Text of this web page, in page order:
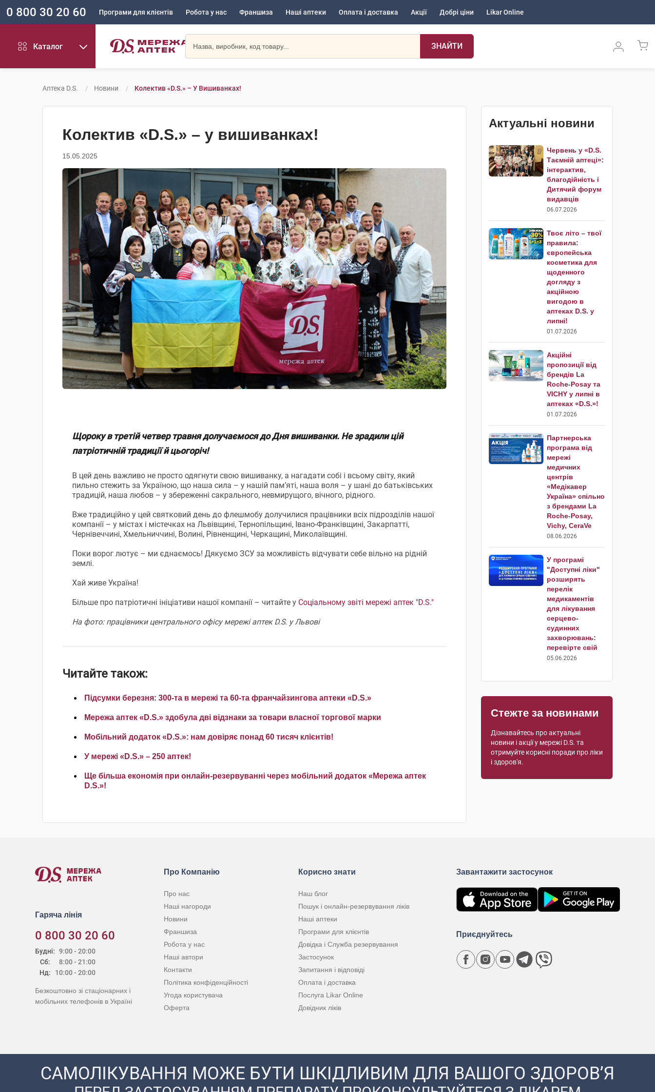
0 800 30 20 60 Програми для клієнтів Робота у нас Франшиза Наші аптеки Оплата і доставка Акції Добрі ціни Likar Online
Каталог ЗНАЙТИ
Аптека D.S. Новини Колектив «D.S.» – У Вишиванках!
Колектив «D.S.» – у вишиванках!
15.05.2025
Щороку в третій четвер травня долучаємося до Дня вишиванки. Не зрадили цій
патріотичній традиції й цьогоріч!
В цей день важливо не просто одягнути свою вишиванку, а нагадати собі і всьому світу, який
пильно стежить за Україною, що наша сила – у нашій пам’яті, наша воля – у шані до батьківських
традицій, наша любов – у збереженні сакрального, невмирущого, вічного, рідного.
Вже традиційно у цей святковий день до флешмобу долучилися працівники всіх підрозділів нашої
компанії – у містах і містечках на Львівщині, Тернопільщині, Івано-Франківщині, Закарпатті,
Чернівеччині, Хмельниччині, Волині, Рівненщині, Черкащині, Миколаївщині.
Поки ворог лютує – ми єднаємось! Дякуємо ЗСУ за можливість відчувати себе вільно на рідній
землі.
Хай живе Україна!
Більше про патріотичні ініціативи нашої компанії – читайте у Соціальному звіті мережі аптек "D.S."
На фото: працівники центрального офісу мережі аптек D.S. у Львові
Читайте також:
Підсумки березня: 300-та в мережі та 60-та франчайзингова аптеки «D.S.»
Мережа аптек «D.S.» здобула дві відзнаки за товари власної торгової марки
Мобільний додаток «D.S.»: нам довіряє понад 60 тисяч клієнтів!
У мережі «D.S.» – 250 аптек!
Ще більша економія при онлайн-резервуванні через мобільний додаток «Мережа аптек
D.S.»!
Актуальні новини
Червень у «D.S.
Таємній аптеці»:
інтерактив,
благодійність і
Дитячий форум
видавців
06.07.2026
Твоє літо – твої
правила:
європейська
косметика для
щоденного
догляду з
акційною
вигодою в
аптеках D.S. у
липні!
01.07.2026
Акційні
пропозиції від
брендів La
Roche-Posay та
VICHY у липні в
аптеках «D.S.»!
01.07.2026
Партнерська
програма від
мережі
медичних
центрів
«Медікавер
Україна» спільно
з брендами La
Roche-Posay,
Vichy, CeraVe
08.06.2026
У програмі
"Доступні ліки"
розширять
перелік
медикаментів
для лікування
серцево-
судинних
захворювань:
перевірте свій
05.06.2026
Стежте за новинами
Дізнавайтесь про актуальні
новини і акції у мережі D.S. та
отримуйте корисні поради про ліки
і здоров'я.
Гаряча лінія
0 800 30 20 60
Будні:
Сб:
Нд:
9:00 - 20:00
8:00 - 21:00
10:00 - 20:00
Безкоштовно зі стаціонарних і
мобільних телефонів в Україні
Про Компанію
Про нас
Наші нагороди
Новини
Франшиза
Робота у нас
Наші автори
Контакти
Політика конфіденційності
Угода користувача
Оферта
Корисно знати
Наш блог
Пошук і онлайн-резервування ліків
Наші аптеки
Програми для клієнтів
Довідка і Служба резервування
Застосунок
Запитання і відповіді
Оплата і доставка
Послуга Likar Online
Довідник ліків
Завантажити застосунок
Приєднуйтесь
САМОЛІКУВАННЯ МОЖЕ БУТИ ШКІДЛИВИМ ДЛЯ ВАШОГО ЗДОРОВ’Я